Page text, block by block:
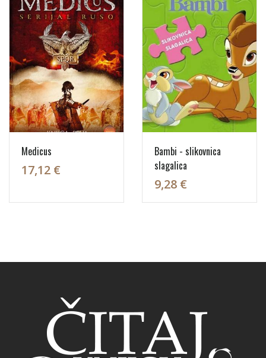
Medicus
17,12 €
Bambi - slikovnica
slagalica
9,28 €